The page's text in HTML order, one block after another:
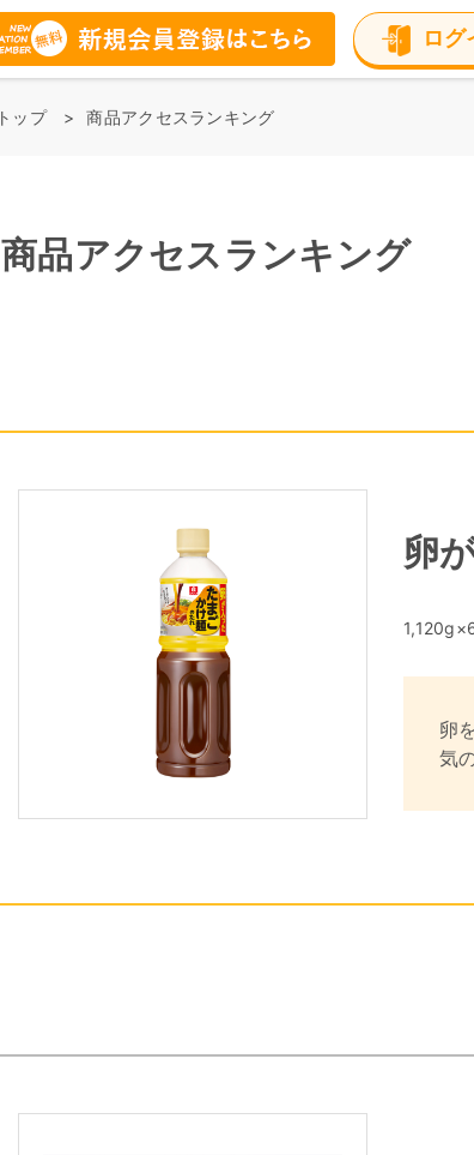
ログ
トップ 商品アクセスランキング
商品アクセスランキング
卵
卵
気